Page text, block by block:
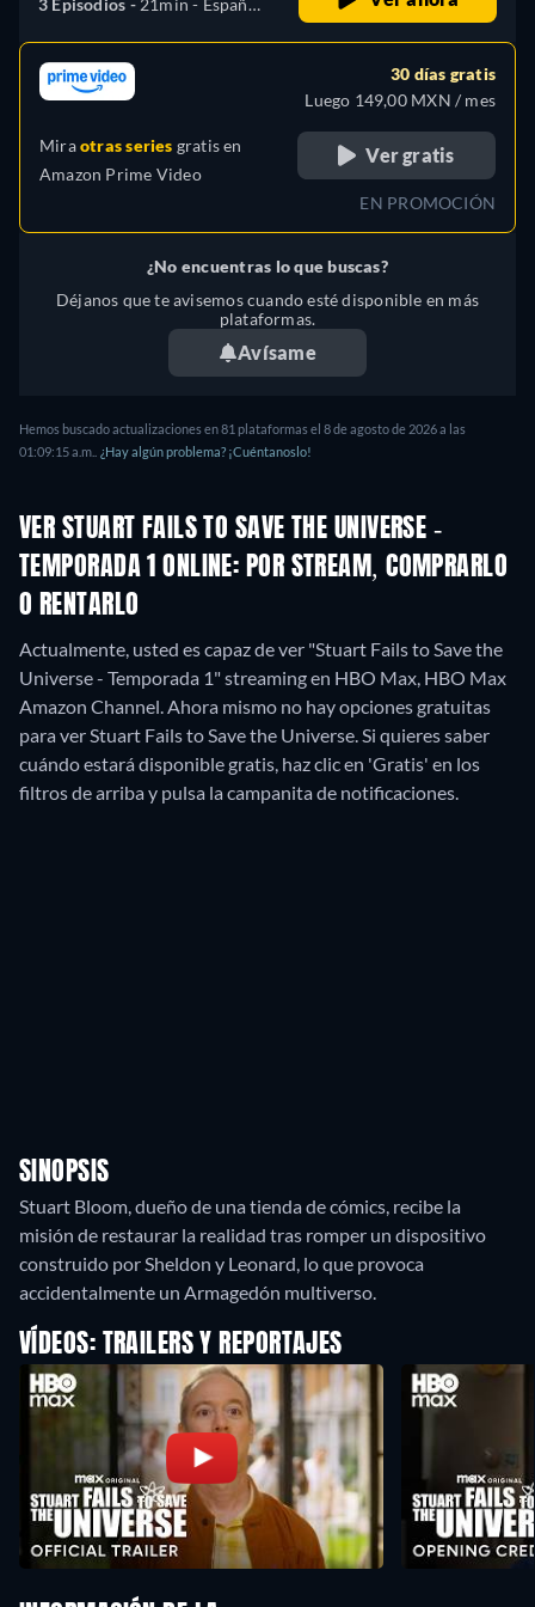
Miraotras series gratis en
Amazon Prime Video
30 días gratis
Luego 149,00 MXN / mes
Ver gratis
EN PROMOCIÓN
¿No encuentras lo que buscas?
Déjanos que te avisemos cuando esté disponible en más
plataformas.
Avísame
Hemos buscado actualizaciones en81 plataformas el 8 de agosto de 2026a las
01:09:15 a.m.
¿Hay algún problema? ¡Cuéntanoslo!
VER STUART FAILS TO SAVE THE UNIVERSE -
TEMPORADA 1 ONLINE: POR STREAM, COMPRARLO
O RENTARLO
Actualmente, usted es capaz de ver "Stuart Fails to Save the
Universe - Temporada 1" streaming en HBO Max, HBO Max
Amazon Channel. Ahora mismo no hay opciones gratuitas
para ver Stuart Fails to Save the Universe. Si quieres saber
cuándo estará disponible gratis, haz clic en 'Gratis' en los
filtros de arriba y pulsa la campanita de notificaciones.
SINOPSIS
Stuart Bloom, dueño de una tienda de cómics, recibe la
misión de restaurar la realidad tras romper un dispositivo
construido por Sheldon y Leonard, lo que provoca
accidentalmente un Armagedón multiverso.
VÍDEOS: TRAILERS Y REPORTAJES